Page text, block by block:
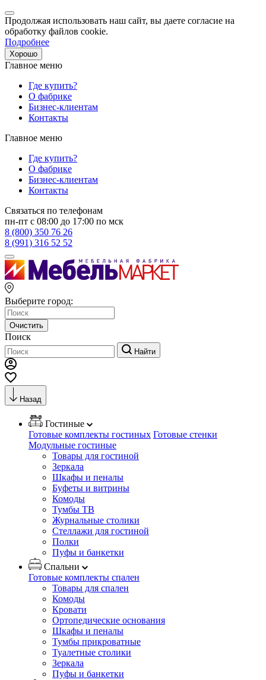
Продолжая использовать наш сайт, вы даете согласие на
обработку файлов cookie.
Подробнее
Хорошо
Главное меню
Где купить?
О фабрике
Бизнес-клиентам
Контакты
Главное меню
Где купить?
О фабрике
Бизнес-клиентам
Контакты
Связаться по телефонам
пн-пт с 08:00 до 17:00 по мск
8 (800) 350 76 26
8 (991) 316 52 52
Выберите город:
Очистить
Поиск
Найти
Назад
Гостиные
Готовые комплекты гостиных Готовые стенки
Модульные гостиные
Товары для гостиной
Зеркала
Шкафы и пеналы
Буфеты и витрины
Комоды
Тумбы ТВ
Журнальные столики
Стеллажи для гостиной
Полки
Пуфы и банкетки
Спальни
Готовые комплекты спален
Товары для спален
Комоды
Кровати
Ортопедические основания
Шкафы и пеналы
Тумбы прикроватные
Туалетные столики
Зеркала
Пуфы и банкетки